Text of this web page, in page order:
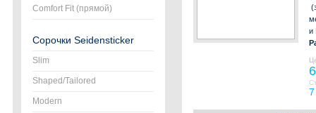
Comfort Fit (прямой)
Сорочки Seidensticker
Slim
Shaped/Tailored
Modern
и